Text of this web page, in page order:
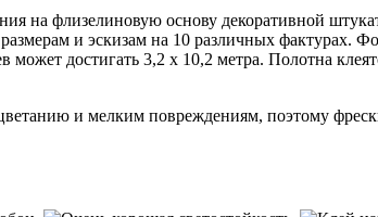
на флизелиновую основу декоративной
и эскизам на 10 различных фактурах.
достигать 3,2 х 10,2 метра. Полотна
и мелким повреждениям, поэтому